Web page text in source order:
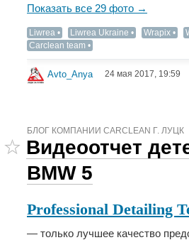
Показать все 29 фото →
Liwrea Liwrea Ukraine Wrapix
Carclean team
Avto_Anya 24 мая 2017, 19:59
БЛОГ КОМПАНИИ СARCLEAN Г. ЛУЦК
Видеоотчет
BMW 5
Professional Detailing
— только лучшее качество